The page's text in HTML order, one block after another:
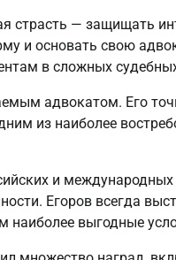
страсть — защищать
и основать свою
в сложных
адвокатом. Его
из наиболее
и
Егоров всегда
наиболее выгодные